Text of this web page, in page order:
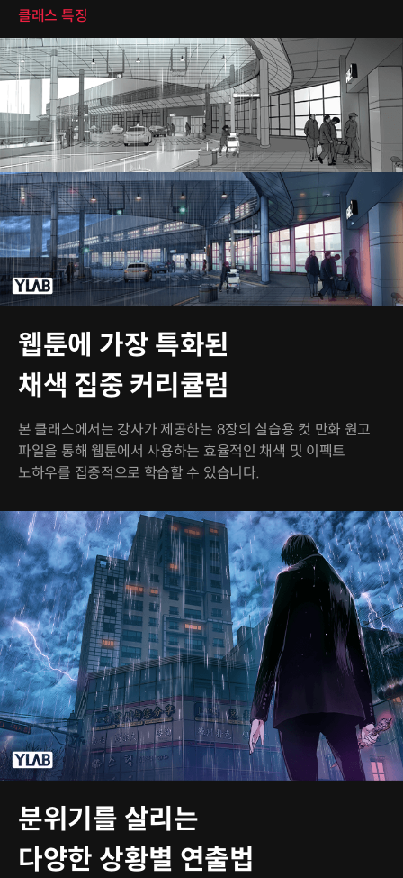
클래스 특징
웹툰에 가장 특화된
채색 집중 커리큘럼
본 클래스에서는 강사가 제공하는 8장의 실습용 컷 만화 원고
파일을 통해 웹툰에서 사용하는 효율적인 채색 및 이펙트
노하우를 집중적으로 학습할 수 있습니다.
분위기를 살리는
다양한 상황별 연출법